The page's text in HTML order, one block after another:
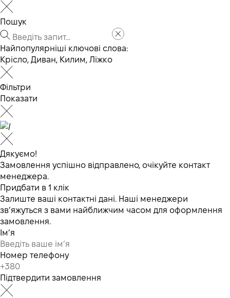
Пошук
Найпопулярніші ключові слова:
Крісло, Диван, Килим, Ліжко
Фільтри
Показати
Дякуємо!
Замовлення успішно відправлено, очікуйте контакт
менеджера.
Придбати в 1 клік
Залиште ваші контактні дані. Наші менеджери
зв’яжуться з вами найближчим часом для оформлення
замовлення.
Ім’я
Номер телефону
Підтвердити замовлення